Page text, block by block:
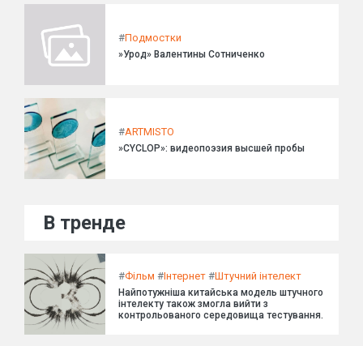
#Подмостки
»Урод» Валентины Сотниченко
#ARTMISTO
»CYCLOP»: видеопоэзия высшей пробы
В тренде
#Фільм #Інтернет #Штучний інтелект
Найпотужніша китайська модель штучного
інтелекту також змогла вийти з
контрольованого середовища тестування.